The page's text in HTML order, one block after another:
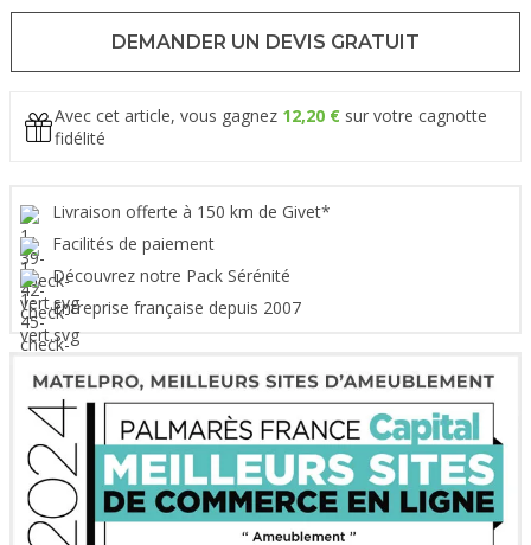
DEMANDER UN DEVIS GRATUIT
Avec cet article, vous gagnez 12,20 € sur votre cagnotte
fidélité
Livraison offerte à 150 km de Givet*
Facilités de paiement
Découvrez notre Pack Sérénité
Entreprise française depuis 2007